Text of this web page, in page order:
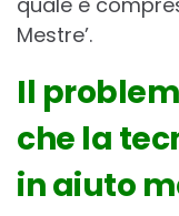
Mestre’.
Il
che la
in aiuto